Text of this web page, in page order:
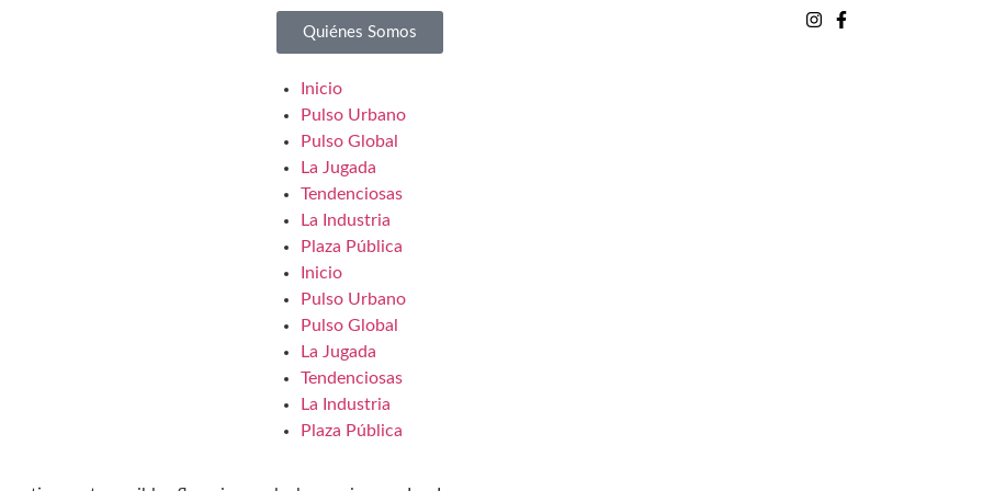
Quiénes Somos
Inicio
Pulso Urbano
Pulso Global
La Jugada
Tendenciosas
La Industria
Plaza Pública
Inicio
Pulso Urbano
Pulso Global
La Jugada
Tendenciosas
La Industria
Plaza Pública